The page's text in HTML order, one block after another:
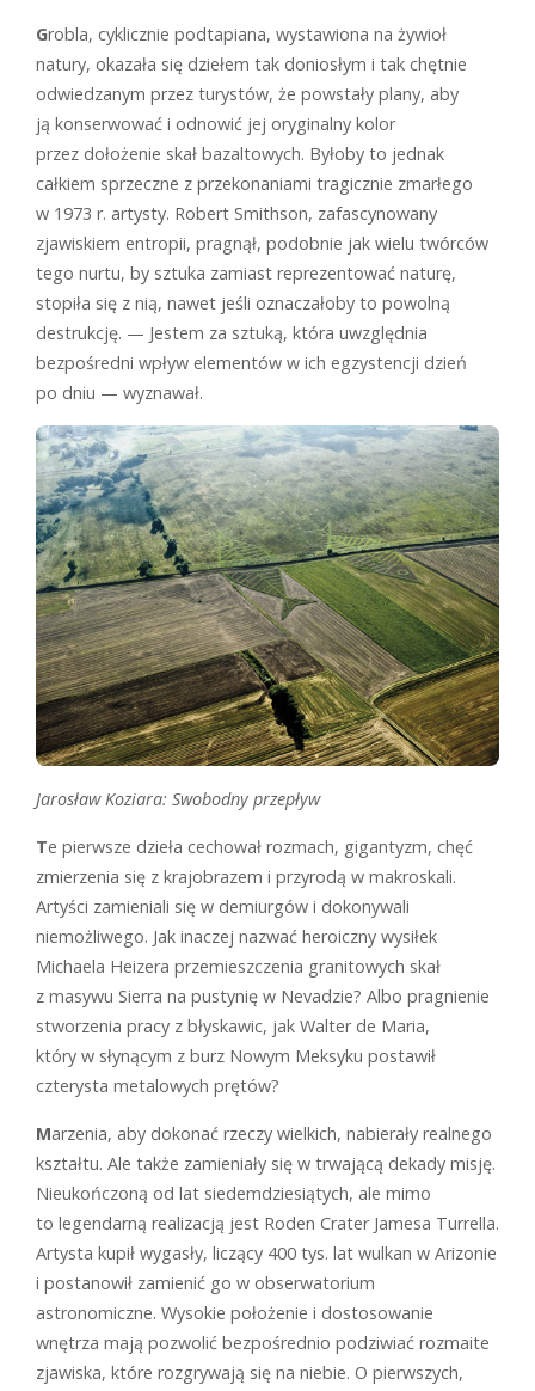
Grobla, cyklicznie podtapiana, wystawiona na żywioł
natury, okazała się dziełem tak doniosłym i tak chętnie
odwiedzanym przez turystów, że powstały plany, aby
ją konserwować i odnowić jej oryginalny kolor
przez dołożenie skał bazaltowych. Byłoby to jednak
całkiem sprzeczne z przekonaniami tragicznie zmarłego
w 1973 r. artysty. Robert Smithson, zafascynowany
zjawiskiem entropii, pragnął, podobnie jak wielu twórców
tego nurtu, by sztuka zamiast reprezentować naturę,
stopiła się z nią, nawet jeśli oznaczałoby to powolną
destrukcję. — Jestem za sztuką, która uwzględnia
bezpośredni wpływ elementów w ich egzystencji dzień
po dniu — wyznawał.
Jarosław Koziara: Swobodny przepływ
Te pierwsze dzieła cechował rozmach, gigantyzm, chęć
zmierzenia się z krajobrazem i przyrodą w makroskali.
Artyści zamieniali się w demiurgów i dokonywali
niemożliwego. Jak inaczej nazwać heroiczny wysiłek
Michaela Heizera przemieszczenia granitowych skał
z masywu Sierra na pustynię w Nevadzie? Albo pragnienie
stworzenia pracy z błyskawic, jak Walter de Maria,
który w słynącym z burz Nowym Meksyku postawił
czterysta metalowych prętów?
Marzenia, aby dokonać rzeczy wielkich, nabierały realnego
kształtu. Ale także zamieniały się w trwającą dekady misję.
Nieukończoną od lat siedemdziesiątych, ale mimo
to legendarną realizacją jest Roden Crater Jamesa Turrella.
Artysta kupił wygasły, liczący 400 tys. lat wulkan w Arizonie
i postanowił zamienić go w obserwatorium
astronomiczne. Wysokie położenie i dostosowanie
wnętrza mają pozwolić bezpośrednio podziwiać rozmaite
zjawiska, które rozgrywają się na niebie. O pierwszych,